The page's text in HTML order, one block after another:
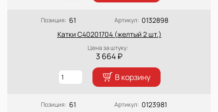
Позиция: 61 Артикул: 0132898
Катки C40201704 (желтый 2 шт.)
Цена за штуку:
3 664 ₽
В корзину
Позиция: 61 Артикул: 0123981